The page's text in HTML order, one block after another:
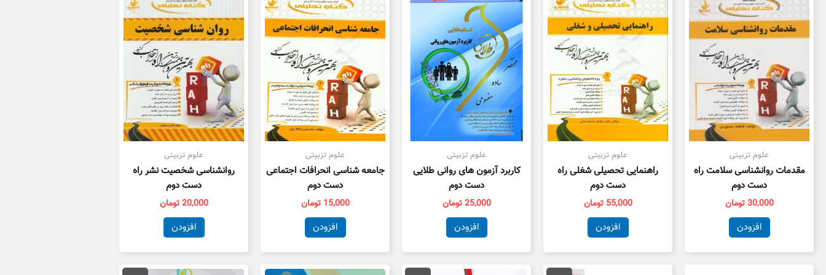
علوم تزبیتی
مقدمات روانشناسی سلامت راه
دست دوم
30,000 تومان
افزودن
علوم تزبیتی
راهنمایی تحصیلی شغلی راه
دست دوم
55,000 تومان
افزودن
علوم تزبیتی
کاربرد آزمون های روانی طلایی
دست دوم
25,000 تومان
افزودن
علوم تزبیتی
جامعه شناسی انحرافات اجتماعی
دست دوم
15,000 تومان
افزودن
علوم تزبیتی
روانشناسی شخصیت نشر راه
دست دوم
20,000 تومان
افزودن
قیمت
قیمت
قیمت
قیمت
قیمت